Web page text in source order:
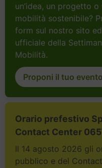
un’idea, un progetto
mobilità sostenibile?
form sul nostro sito
ufficiale della
Mobilità.
Proponi il tuo evento
Orario prefestivo
Contact Center
Il 14 agosto 2026 gli
pubblico e del